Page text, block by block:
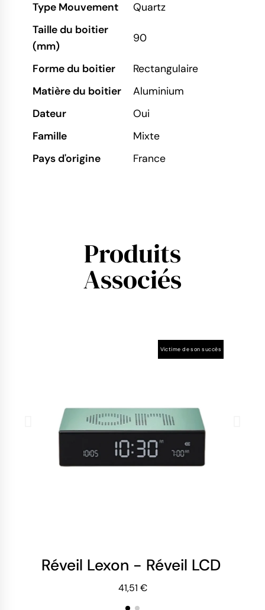
Type Mouvement
Quartz
Taille du boitier
(mm)
90
Forme du boitier
Rectangulaire
Matière du boitier
Aluminium
Dateur
Oui
Famille
Mixte
Pays d'origine
France
Produits
Associés
Victime de son succès
Réveil Lexon - Réveil LCD
41,51 €